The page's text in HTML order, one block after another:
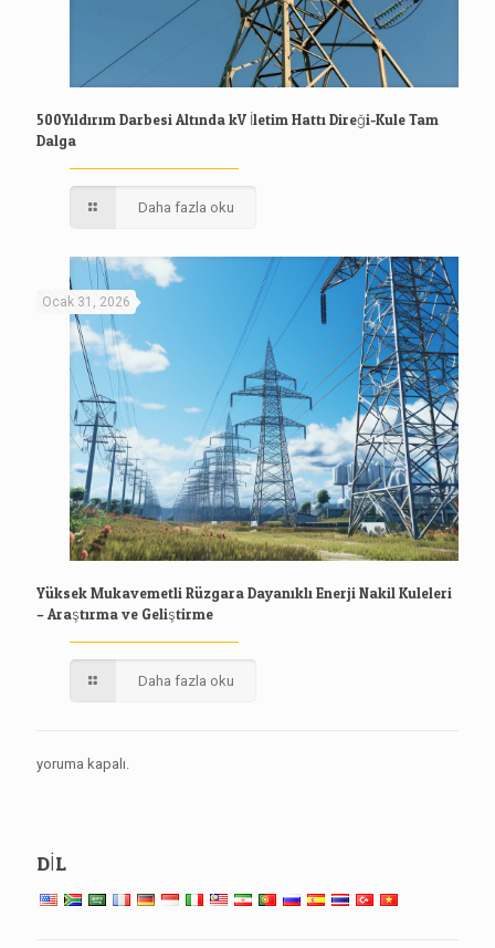
500Yıldırım Darbesi Altında kV İletim Hattı Direği-Kule Tam
Dalga
Daha fazla oku
Ocak 31, 2026
Yüksek Mukavemetli Rüzgara Dayanıklı Enerji Nakil Kuleleri
– Araştırma ve Geliştirme
Daha fazla oku
yoruma kapalı.
DİL